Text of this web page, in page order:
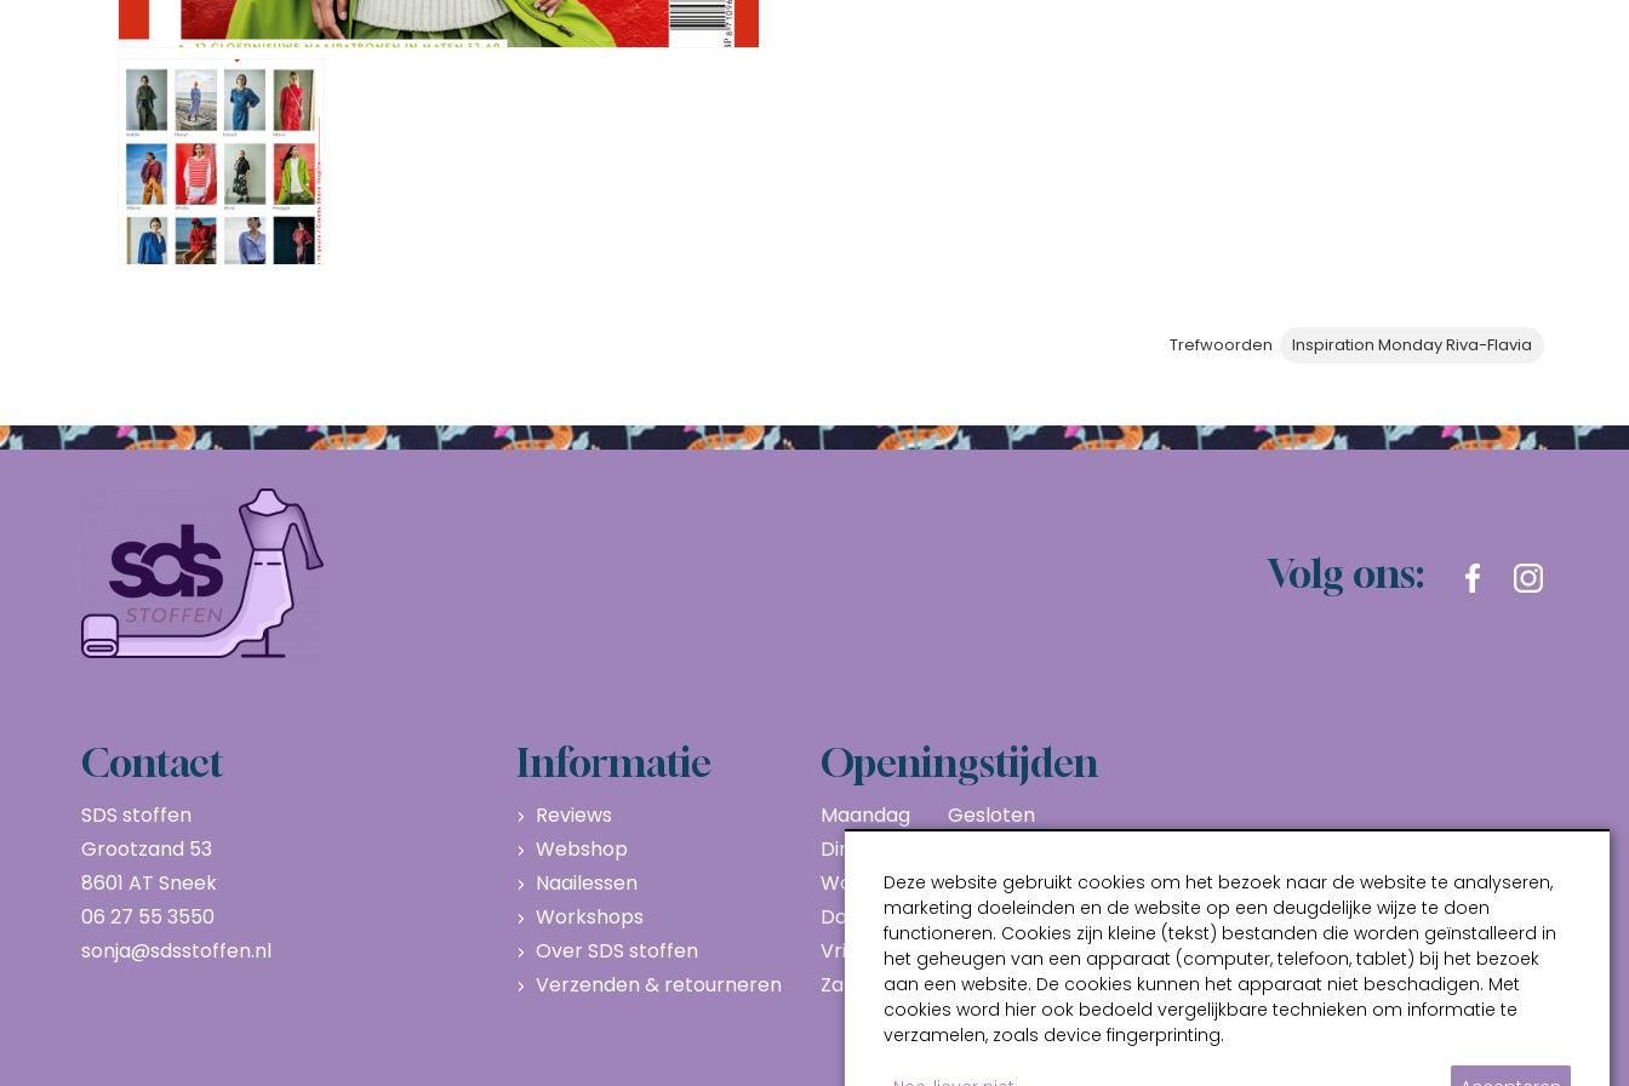
Trefwoorden Inspiration Monday Riva-Flavia
Volg ons:
Contact
SDS stoffen
Grootzand 53
8601 AT Sneek
06 27 55 3550
sonja@sdsstoffen.nl
Informatie
Reviews
Webshop
Naailessen
Workshops
Over SDS stoffen
Verzenden & retourneren
Openingstijden
Maandag
Gesloten
Dinsdag
Woensdag
10:00 - 17:00
Donderdag
10:00 - 17:00
Vrijdag
10:00 - 17:00
Zaterdag
10:00 - 17:00
Deze website gebruikt cookies om het bezoek naar de website te analyseren,
marketing doeleinden en de website op een deugdelijke wijze te doen
functioneren. Cookies zijn kleine (tekst) bestanden die worden geïnstalleerd in
het geheugen van een apparaat (computer, telefoon, tablet) bij het bezoek
aan een website. De cookies kunnen het apparaat niet beschadigen. Met
cookies word hier ook bedoeld vergelijkbare technieken om informatie te
verzamelen, zoals device fingerprinting.